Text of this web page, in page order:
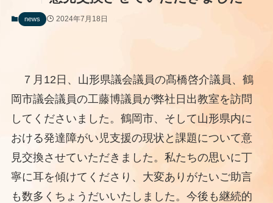
news 2024年7月18日
７月12日、山形県議会議員の髙橋啓介議員、鶴
岡市議会議員の工藤博議員が弊社日出教室を訪問
してくださいました。鶴岡市、そして山形県内に
おける発達障がい児支援の現状と課題について意
見交換させていただきました。私たちの思いに丁
寧に耳を傾けてくださり、大変ありがたいご助言
も数多くちょうだいいたしました。今後も継続的